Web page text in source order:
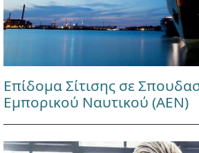
Επίδομα Σίτισης σε
Εμπορικού Ναυτικού (ΑΕΝ)